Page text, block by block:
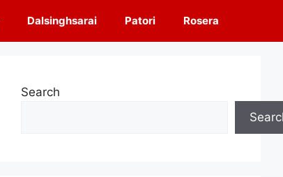
Dalsinghsarai Patori Rosera
Search